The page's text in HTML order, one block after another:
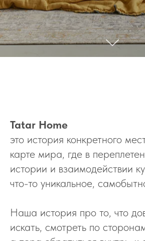
Tatar Home
это история конкретного
карте мира, где в
истории и взаимодействии
что-то уникальное,
Наша история про то, что
искать, смотреть по